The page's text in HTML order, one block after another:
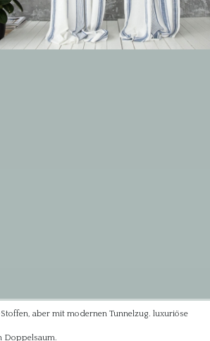
aber mit modernen Tunnelzug. luxuriöse
Doppelsaum.